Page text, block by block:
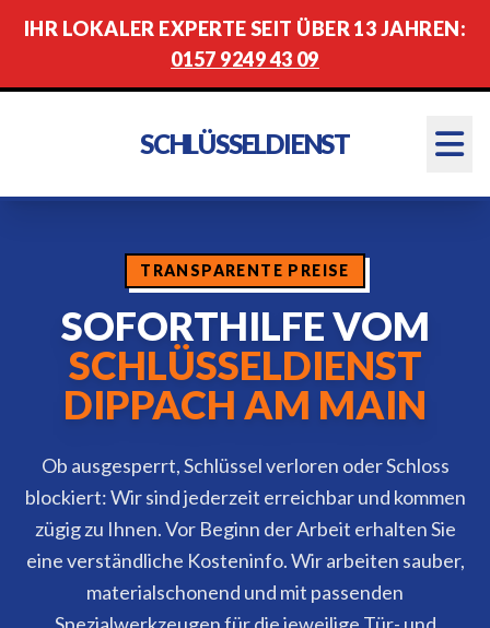
IHR LOKALER EXPERTE SEIT ÜBER 13 JAHREN:
0157 9249 43 09
SCHLÜSSELDIENST
TRANSPARENTE PREISE
SOFORTHILFE VOM
SCHLÜSSELDIENST
DIPPACH AM MAIN
Ob ausgesperrt, Schlüssel verloren oder Schloss
blockiert: Wir sind jederzeit erreichbar und kommen
zügig zu Ihnen. Vor Beginn der Arbeit erhalten Sie
eine verständliche Kosteninfo. Wir arbeiten sauber,
materialschonend und mit passenden